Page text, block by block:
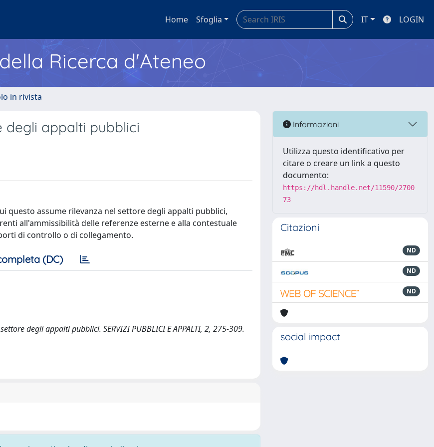
Home Sfoglia IT LOGIN
Ricerca d'Ateneo
in rivista
degli appalti pubblici
questo assume rilevanza nel settore degli appalti pubblici,
all'ammissibilità delle referenze esterne e alla contestuale
di controllo o di collegamento.
(DC)
degli appalti pubblici. SERVIZI PUBBLICI E APPALTI, 2, 275-309.
Informazioni
Utilizza questo identificativo per
citare o creare un link a questo
documento:
https://hdl.handle.net/11590/2700
73
Citazioni
ND
ND
ND
social impact